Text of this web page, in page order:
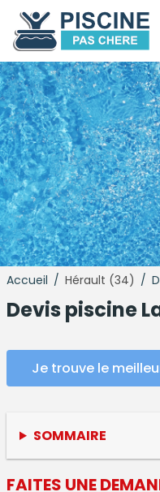
Accueil / Hérault (34) /
Devis piscine
Je trouve le
SOMMAIRE
FAITES UNE